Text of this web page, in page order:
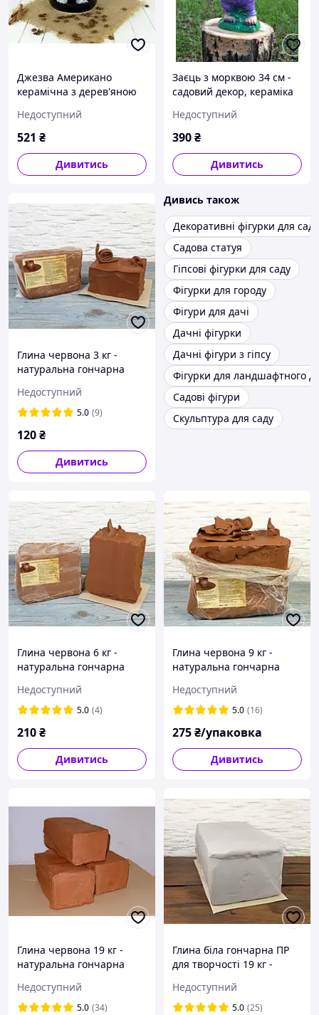
Джезва Американо
керамічна з дерев'яною
Недоступний
521 ₴
Дивитись
Заєць з морквою 34 см -
садовий декор, кераміка
Недоступний
390₴
Дивитись
Глина червона 3 кг -
натуральна гончарна
теракотова глина
Недоступний
5.0 (9)
120₴
Дивитись
Дивись також
Декоративні фігурки для саду
Садова статуя
Гіпсові фігурки для саду
Фігурки для городу
Фігури для дачі
Дачні фігурки
Дачні фігури з гіпсу
Фігурки для ландшафтного
Садові фігури
Скульптура для саду
Глина червона 6 кг -
натуральна гончарна
теракотова глина
Недоступний
5.0 (4)
210₴
Дивитись
Глина червона 9 кг -
натуральна гончарна
теракотова глина
Недоступний
5.0 (16)
275₴/упаковка
Дивитись
Глина червона 19 кг -
натуральна гончарна
теракотова глина
Недоступний
5.0 (34)
Глина біла гончарна ПР
для творчості 19 кг -
біла глина для ліплення,
керамікі
Недоступний
5.0 (25)